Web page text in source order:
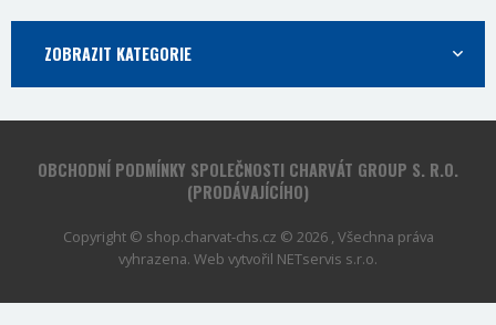
ZOBRAZIT KATEGORIE
OBCHODNÍ PODMÍNKY SPOLEČNOSTI CHARVÁT GROUP S. R.O.
(PRODÁVAJÍCÍHO)
Copyright © shop.charvat-chs.cz © 2026 , Všechna práva
vyhrazena. Web vytvořil NETservis s.r.o.